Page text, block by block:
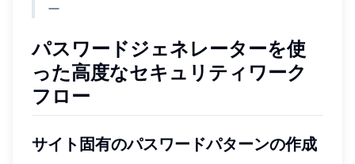
ー
パスワードジェネレーターを使
った高度なセキュリティワーク
フロー
サイト固有のパスワードパターンの作成